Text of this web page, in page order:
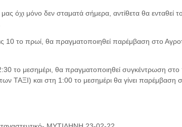
όχι μόνο δεν σταματά σήμερα, αντίθετα θα ενταθεί
το πρωί, θα πραγματοποιηθεί παρέμβαση στο
το μεσημέρι, θα πραγματοποιηθεί συγκέντρωση στο
ΤΑΞΙ) και στη 1:00 το μεσημέρι θα γίνει παρέμβαση